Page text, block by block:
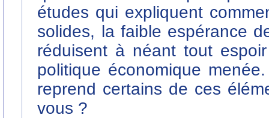
études qui expliquent
solides, la faible espérance
réduisent à néant tout
politique économique
reprend certains de ces
vous ?